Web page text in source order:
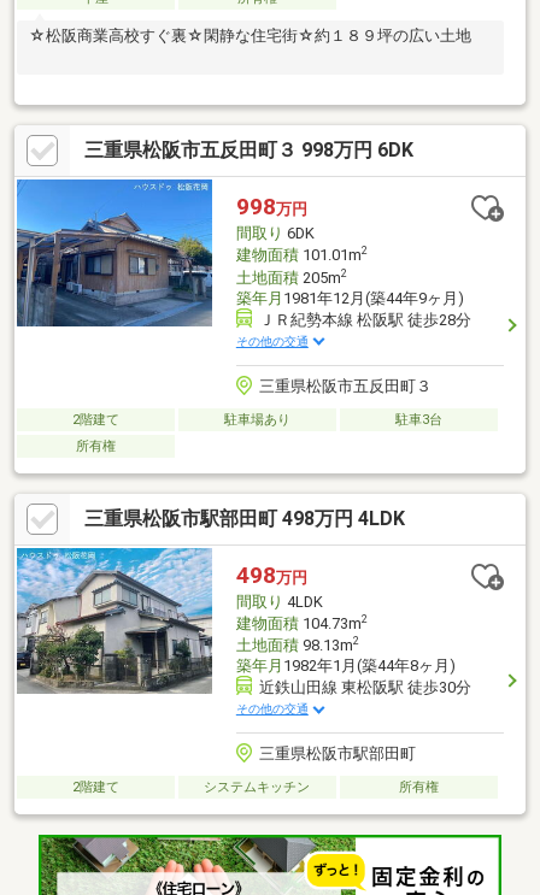
☆松阪商業高校すぐ裏☆閑静な住宅街☆約１８９坪の広い土地
三重県松阪市五反田町３ 998万円 6DK
998万円
間取り 6DK
建物面積101.01m2
土地面積205m2
築年月 1981年12月(築44年9ヶ月)
ＪＲ紀勢本線 松阪駅 徒歩28分
その他の交通
三重県松阪市五反田町３
2階建て 駐車場あり
駐車3台
所有権
三重県松阪市駅部田町 498万円 4LDK
498万円
間取り 4LDK
建物面積104.73m2
土地面積98.13m2
築年月 1982年1月(築44年8ヶ月)
近鉄山田線 東松阪駅 徒歩30分
その他の交通
三重県松阪市駅部田町
2階建て システムキッチン 所有権